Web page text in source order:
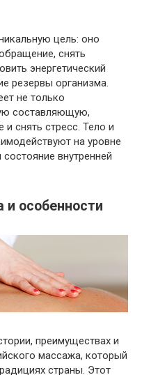
цель: оно
снять
энергетический
резервы организма.
не только
составляющую,
снять стресс. Тело и
на уровне
внутренней
и особенности
преимуществах и
массажа, который
страны. Этот